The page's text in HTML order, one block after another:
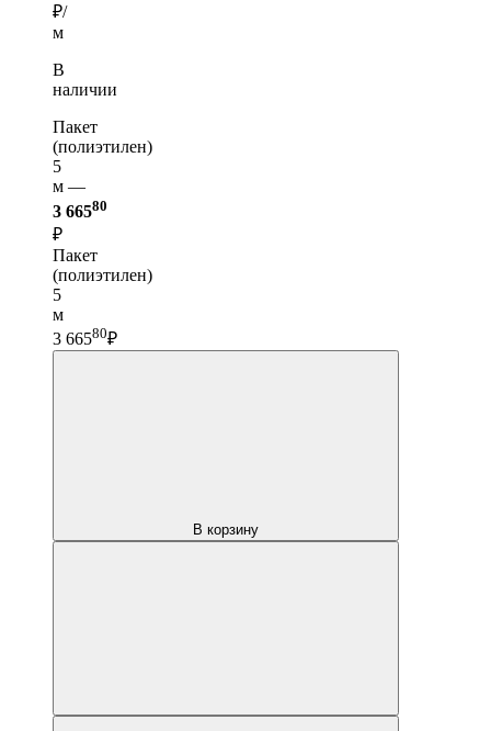
₽/
м
В
наличии
Пакет
(полиэтилен)
5
м —
3 66580
₽
Пакет
(полиэтилен)
5
м
3 66580₽
В корзину